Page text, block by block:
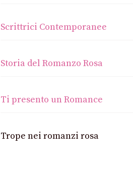
Scrittrici Contemporanee
Storia del Romanzo Rosa
Ti presento un Romance
Trope nei romanzi rosa